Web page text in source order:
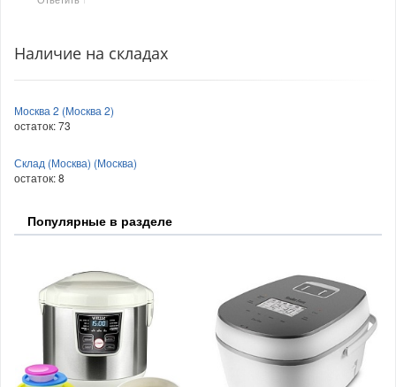
Наличие на складах
Москва 2 (Москва 2)
остаток:73
Склад (Москва) (Москва)
остаток:8
Популярные в разделе